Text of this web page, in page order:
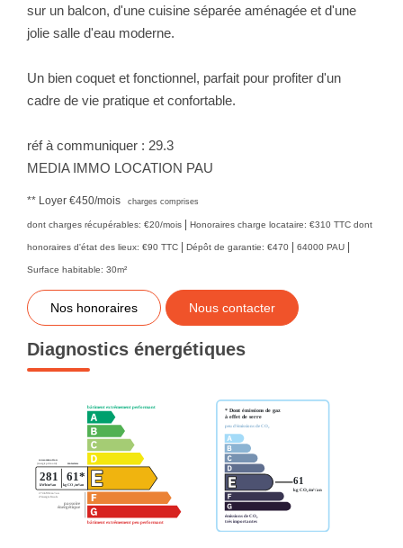
sur un balcon, d'une cuisine séparée aménagée et d'une
jolie salle d'eau moderne.
Un bien coquet et fonctionnel, parfait pour profiter d'un
cadre de vie pratique et confortable.
réf à communiquer : 29.3
MEDIA IMMO LOCATION PAU
** Loyer €450/mois charges comprises
dont charges récupérables: €20/mois | Honoraires charge locataire: €310 TTC dont
honoraires d'état des lieux: €90 TTC | Dépôt de garantie: €470 | 64000 PAU |
Surface habitable: 30m²
Nos honoraires Nous contacter
Diagnostics énergétiques